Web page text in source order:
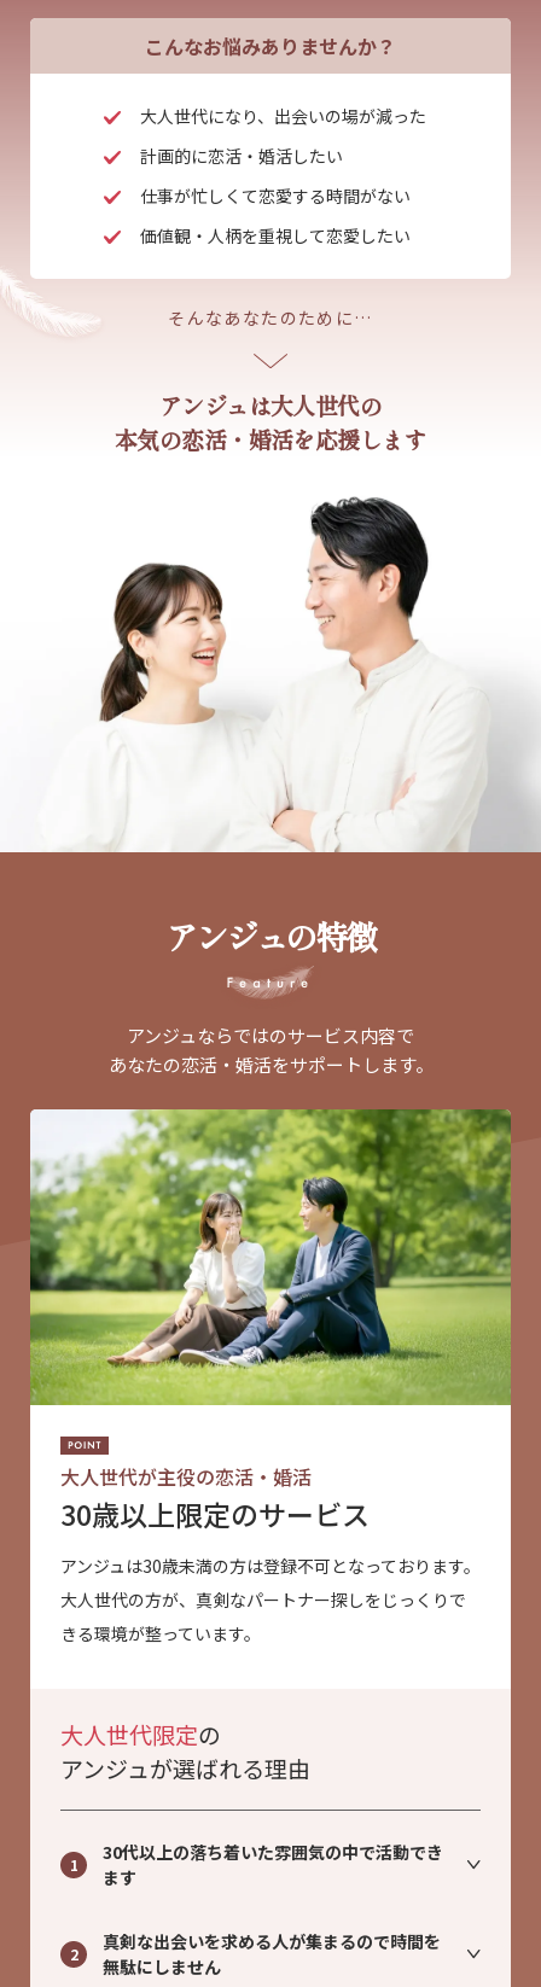
こんなお悩みありませんか？
大人世代になり、出会いの場が減った
計画的に恋活・婚活したい
仕事が忙しくて恋愛する時間がない
価値観・人柄を重視して恋愛したい
そんなあなたのために…
アンジュは大人世代の
本気の恋活・婚活を応援します
アンジュの特徴
アンジュならではのサービス内容で
あなたの恋活・婚活をサポートします。
大人世代が主役の恋活・婚活
30歳以上限定のサービス
アンジュは30歳未満の方は登録不可となっております。
大人世代の方が、真剣なパートナー探しをじっくりで
きる環境が整っています。
大人世代限定の
アンジュが選ばれる理由
1
30代以上の落ち着いた雰囲気の中で活動でき
ます
2
真剣な出会いを求める人が集まるので時間を
無駄にしません